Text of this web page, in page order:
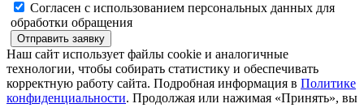
Согласен с использованием персональных данных для
обработки обращения
Отправить заявку
Наш сайт использует файлы cookie и аналогичные
технологии, чтобы собирать статистику и обеспечивать
корректную работу сайта. Подробная информация в Политике
конфиденциальности. Продолжая или нажимая «Принять», вы